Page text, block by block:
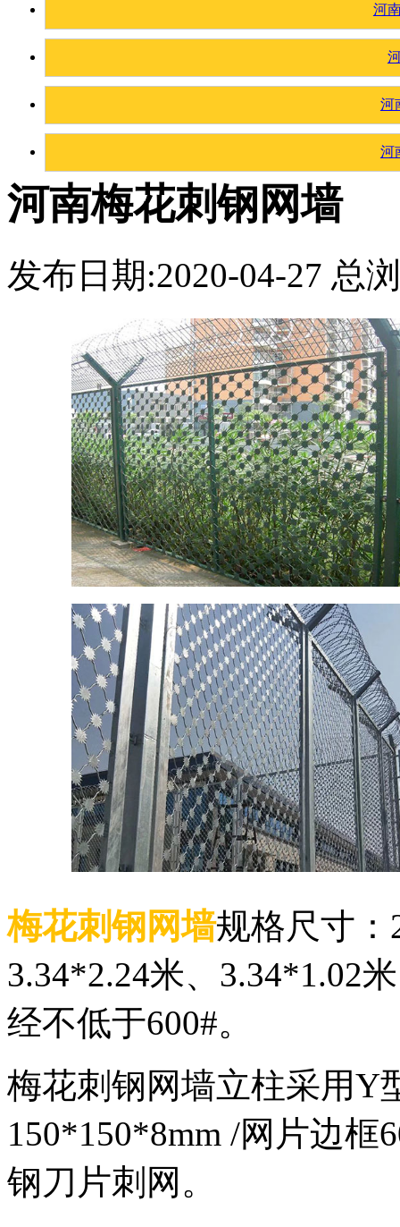
河
河
河
河南梅花刺钢网墙
发布日期:2020-04-27 总
梅花刺钢网墙规格尺寸：
3.34*2.24米、3.34*1.02
经不低于600#。
梅花刺钢网墙立柱采用Y
150*150*8mm /网片边
钢刀片刺网。